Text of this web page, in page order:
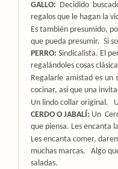
GALLO: Decidido
regalos que le hagan la
Es también presumido,
que pueda presumir. Si
PERRO: Sindicalista. El
regalándoles cosas
Regalarle amistad es un
cocinar, así que una
Un lindo collar original.
CERDO O JABALÍ: Un
que piensa. Les encanta
Les encanta comer,
muchas marcas.
Algo
saladas.